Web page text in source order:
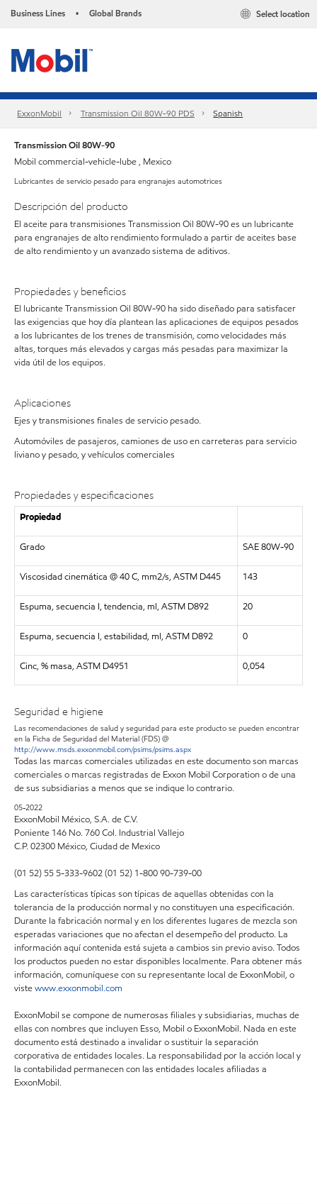
Business Lines • Global Brands Select location
ExxonMobil Transmission Oil 80W-90 PDS Spanish
Transmission Oil 80W-90
Mobil commercial-vehicle-lube , Mexico
Lubricantes de servicio pesado para engranajes automotrices
Descripción del producto
El aceite para transmisiones Transmission Oil 80W-90 es un lubricante
para engranajes de alto rendimiento formulado a partir de aceites base
de alto rendimiento y un avanzado sistema de aditivos.
Propiedades y beneficios
El lubricante Transmission Oil 80W-90 ha sido diseñado para satisfacer
las exigencias que hoy día plantean las aplicaciones de equipos pesados
a los lubricantes de los trenes de transmisión, como velocidades más
altas, torques más elevados y cargas más pesadas para maximizar la
vida útil de los equipos.
Aplicaciones
Ejes y transmisiones finales de servicio pesado.
Automóviles de pasajeros, camiones de uso en carreteras para servicio
liviano y pesado, y vehículos comerciales
Propiedades y especificaciones
Propiedad
Grado SAE 80W-90
Viscosidad cinemática @ 40 C, mm2/s, ASTM D445 143
Espuma, secuencia I, tendencia, ml, ASTM D892 20
Espuma, secuencia I, estabilidad, ml, ASTM D892 0
Cinc, % masa, ASTM D4951 0,054
Seguridad e higiene
Las recomendaciones de salud y seguridad para este producto se pueden encontrar
en la Ficha de Seguridad del Material (FDS) @
http://www.msds.exxonmobil.com/psims/psims.aspx
Todas las marcas comerciales utilizadas en este documento son marcas
comerciales o marcas registradas de Exxon Mobil Corporation o de una
de sus subsidiarias a menos que se indique lo contrario.
05-2022
ExxonMobil México, S.A. de C.V.
Poniente 146 No. 760 Col. Industrial Vallejo
C.P. 02300 México, Ciudad de Mexico
(01 52) 55 5-333-9602 (01 52) 1-800 90-739-00
Las características típicas son típicas de aquellas obtenidas con la
tolerancia de la producción normal y no constituyen una especificación.
Durante la fabricación normal y en los diferentes lugares de mezcla son
esperadas variaciones que no afectan el desempeño del producto. La
información aquí contenida está sujeta a cambios sin previo aviso. Todos
los productos pueden no estar disponibles localmente. Para obtener más
información, comuníquese con su representante local de ExxonMobil, o
vistewww.exxonmobil.com
ExxonMobil se compone de numerosas filiales y subsidiarias, muchas de
ellas con nombres que incluyen Esso, Mobil o ExxonMobil. Nada en este
documento está destinado a invalidar o sustituir la separación
corporativa de entidades locales. La responsabilidad por la acción local y
la contabilidad permanecen con las entidades locales afiliadas a
ExxonMobil.